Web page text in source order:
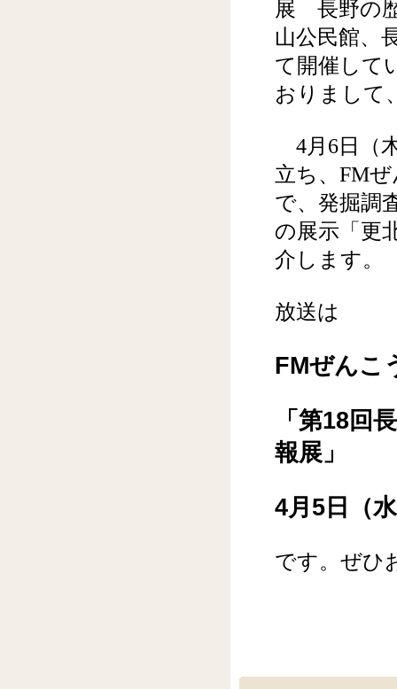
展 長野の
山公民館、
て開催して
おりまして
4月6日（
立ち、FM
で、発掘調
の展示「更
介します。
放送は
FMぜんこ
「第18回
報展」
4月5日（
です。ぜひ